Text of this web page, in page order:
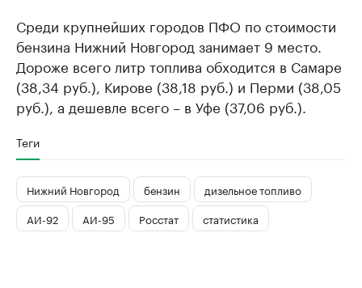
Среди крупнейших городов ПФО по стоимости
бензина Нижний Новгород занимает 9 место.
Дороже всего литр топлива обходится в Самаре
(38,34 руб.), Кирове (38,18 руб.) и Перми (38,05
руб.), а дешевле всего – в Уфе (37,06 руб.).
Теги
Нижний Новгород бензин
дизельное топливо
АИ-92
АИ-95 Росстат статистика